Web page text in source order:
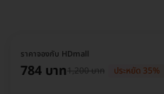
ราคาจองกับ HDmall
784 บาท1,200 บาท ประหยัด 35%